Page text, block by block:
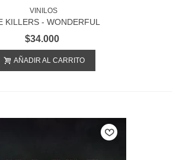
VINILOS
KILLERS - WONDERFUL
WONDERFUL
$34.000
AÑADIR AL CARRITO